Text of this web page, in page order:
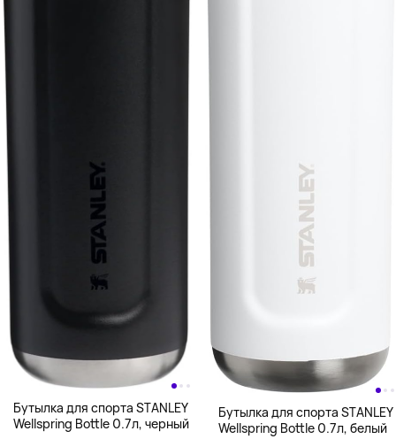
Бутылка для спорта STANLEY
Wellspring Bottle 0.7л, черный
Бутылка для спорта STANLEY
Wellspring Bottle 0.7л, белый